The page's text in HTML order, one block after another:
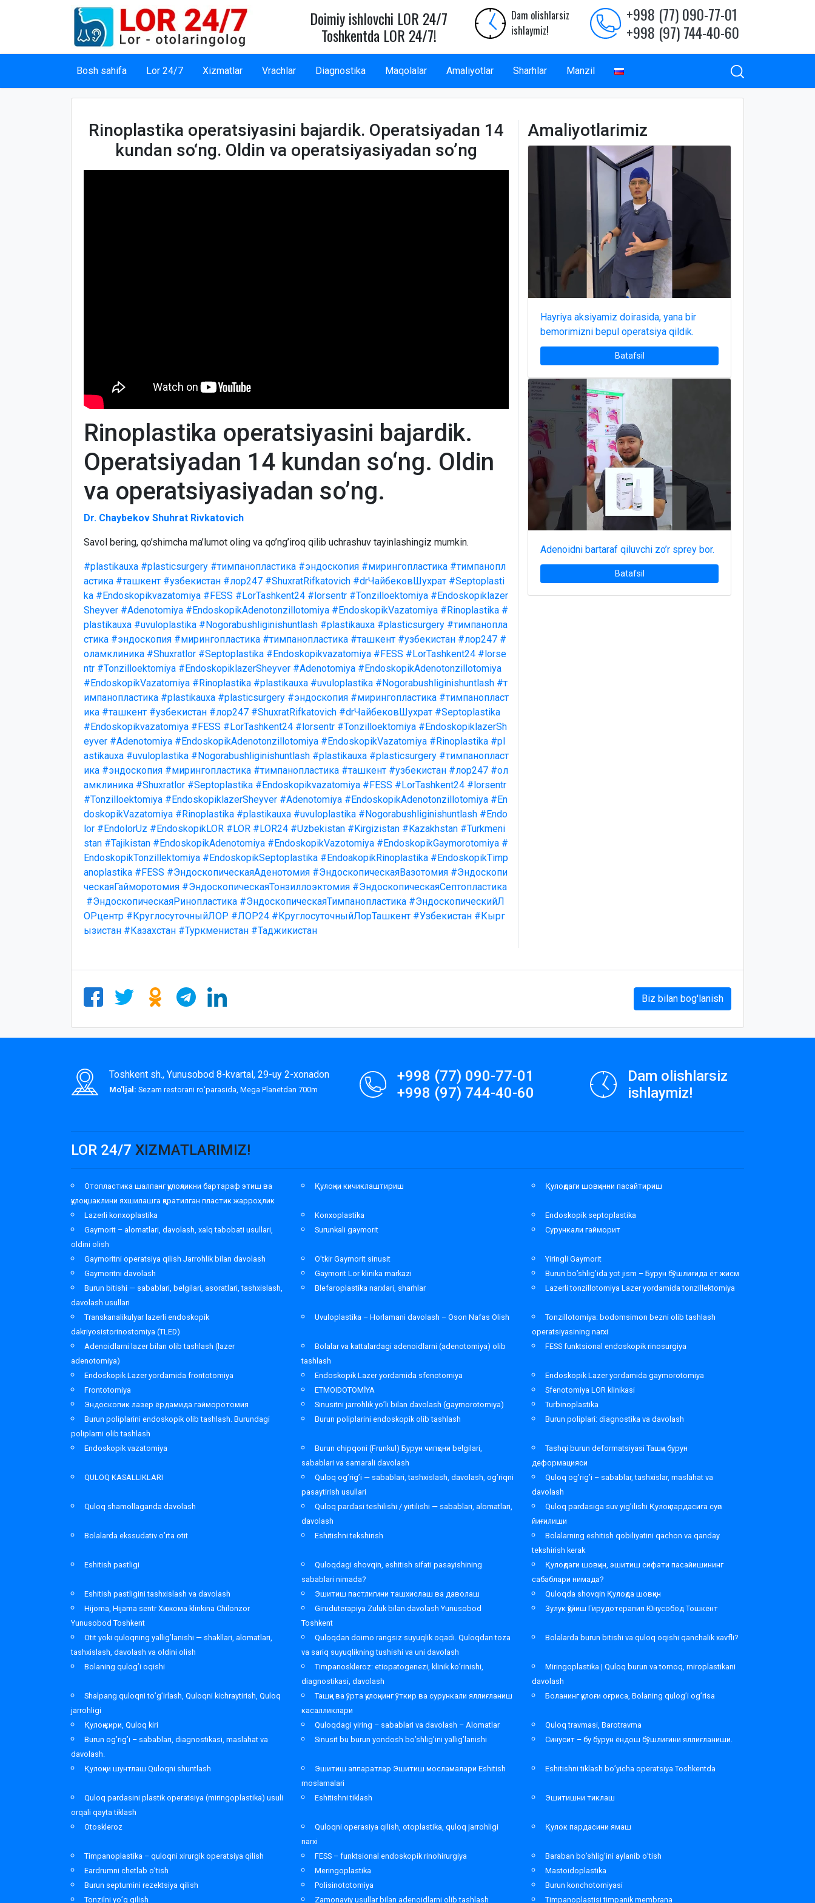
Doimiy ishlovchi LOR 24/7
Toshkentda LOR 24/7!
Dam olishlarsiz
ishlaymiz!
+998 (77) 090-77-01
+998 (97) 744-40-60
Bosh sahifa Lor 24/7 Xizmatlar Vrachlar Diagnostika Maqolalar Amaliyotlar Sharhlar Manzil
Rinoplastika operatsiyasini bajardik. Operatsiyadan 14
kundan so‘ng. Oldin va operatsiyasiyadan so’ng
Rinoplastika operatsiyasini bajardik.
Operatsiyadan 14 kundan so‘ng. Oldin
va operatsiyasiyadan so’ng.
Dr. Chaybekov Shuhrat Rivkatovich
Savol bering, qo’shimcha ma’lumot oling va qo’ng’iroq qilib uchrashuv tayinlashingiz mumkin.
#plastikauxa #plasticsurgery #тимпанопластика #эндоскопия #мирингопластика #тимпанопл
астика #ташкент #узбекистан #лор247 #ShuxratRifkatovich #drЧайбековШухрат #Septoplasti
ka #Endoskopikvazatomiya #FESS #LorTashkent24 #lorsentr #Tonzilloektomiya #Endoskopiklazer
Sheyver #Adenotomiya #EndoskopikAdenotonzillotomiya #EndoskopikVazatomiya #Rinoplastika #
plastikauxa #uvuloplastika #Nogorabushliginishuntlash #plastikauxa #plasticsurgery #тимпанопла
стика #эндоскопия #мирингопластика #тимпанопластика #ташкент #узбекистан #лор247 #
оламклиника #Shuxratlor #Septoplastika #Endoskopikvazatomiya #FESS #LorTashkent24 #lorse
ntr #Tonzilloektomiya #EndoskopiklazerSheyver #Adenotomiya #EndoskopikAdenotonzillotomiya
#EndoskopikVazatomiya #Rinoplastika #plastikauxa #uvuloplastika #Nogorabushliginishuntlash #т
импанопластика #plastikauxa #plasticsurgery #эндоскопия #мирингопластика #тимпанопласт
ика #ташкент #узбекистан #лор247 #ShuxratRifkatovich #drЧайбековШухрат #Septoplastika
#Endoskopikvazatomiya #FESS #LorTashkent24 #lorsentr #Tonzilloektomiya #EndoskopiklazerSh
eyver #Adenotomiya #EndoskopikAdenotonzillotomiya #EndoskopikVazatomiya #Rinoplastika #pl
astikauxa #uvuloplastika #Nogorabushliginishuntlash #plastikauxa #plasticsurgery #тимпанопласт
ика #эндоскопия #мирингопластика #тимпанопластика #ташкент #узбекистан #лор247 #ол
амклиника #Shuxratlor #Septoplastika #Endoskopikvazatomiya #FESS #LorTashkent24 #lorsentr
#Tonzilloektomiya #EndoskopiklazerSheyver #Adenotomiya #EndoskopikAdenotonzillotomiya #En
doskopikVazatomiya #Rinoplastika #plastikauxa #uvuloplastika #Nogorabushliginishuntlash #Endo
lor #EndolorUz #EndoskopikLOR #LOR #LOR24 #Uzbekistan #Kirgizistan #Kazakhstan #Turkmeni
stan #Tajikistan #EndoskopikAdenotomiya #EndoskopikVazotomiya #EndoskopikGaymorotomiya #
EndoskopikTonzillektomiya #EndoskopikSeptoplastika #EndoakopikRinoplastika #EndoskopikTimp
anoplastika #FESS #ЭндоскопическаяАденотомия #ЭндоскопическаяВазотомия #Эндоскопи
ческаяГайморотомия #ЭндоскопическаяТонзиллоэктомия #ЭндоскопическаяСептопластика
#ЭндоскопическаяРинопластика #ЭндоскопическаяТимпанопластика #ЭндоскопическийЛ
ОРцентр #КруглосуточныйЛОР #ЛОР24 #КруглосуточныйЛорТашкент #Узбекистан #Кырг
ызистан #Казахстан #Туркменистан #Таджикистан
Amaliyotlarimiz
Hayriya aksiyamiz doirasida, yana bir
bemorimizni bepul operatsiya qildik.
Batafsil
Adenoidni bartaraf qiluvchi zo’r sprey bor.
Batafsil
Biz bilan bog'lanish
Toshkent sh., Yunusobod 8-kvartal, 29-uy 2-xonadon
Mo'ljal: Sezam restorani roʻparasida, Mega Planetdan 700m
+998 (77) 090-77-01
+998 (97) 744-40-60
Dam olishlarsiz
ishlaymiz!
LOR 24/7 XIZMATLARIMIZ!
Отопластика шалпанг қулоқликни бартараф этиш ва
қулоқ шаклини яхшилашга қаратилган пластик жарроҳлик
Қулоқни кичиклаштириш Қулоқдаги шовқинни пасайтириш
Lazerli konxoplastika Konxoplastika
Endoskopik septoplastika
Gaymorit – alomatlari, davolash, xalq tabobati usullari,
oldini olish
Surunkali gaymorit Сурункали гайморит
Gaymoritni operatsiya qilish Jarrohlik bilan davolash O’tkir Gaymorit sinusit
Yiringli Gaymorit
Gaymoritni davolash
Gaymorit Lor klinika markazi
Burun bo’shlig’ida yot jism – Бурун бўшлиғида ёт жисм
Burun bitishi — sabablari, belgilari, asoratlari, tashxislash,
davolash usullari
Blefaroplastika narxlari, sharhlar Lazerli tonzillotomiya Lazer yordamida tonzillektomiya
Transkanalikulyar lazerli endoskopik
dakriyosistorinostomiya (TLED)
Uvuloplastika – Horlamani davolash – Oson Nafas Olish
Tonzillotomiya: bodomsimon bezni olib tashlash
operatsiyasining narxi
Adenoidlarni lazer bilan olib tashlash (lazer
adenotomiya)
Bolalar va kattalardagi adenoidlarni (adenotomiya) olib
tashlash
FESS funktsional endoskopik rinosurgiya
Endoskopik Lazer yordamida frontotomiya Endoskopik Lazer yordamida sfenotomiya
Endoskopik Lazer yordamida gaymorotomiya
Frontotomiya
ETMOIDOTOMİYA
Sfenotomiya LOR klinikasi
Эндоскопик лазер ёрдамида гайморотомия
Sinusitni jarrohlik yo’li bilan davolash (gaymorotomiya)
Turbinoplastika
Burun poliplarini endoskopik olib tashlash. Burundagi
poliplarni olib tashlash
Burun poliplarini endoskopik olib tashlash Burun poliplari: diagnostika va davolash
Endoskopik vazatomiya
Burun chipqoni (Frunkul) Бурун чипқони belgilari,
sabablari va samarali davolash
Tashqi burun deformatsiyasi Ташқи бурун
деформацияси
QULOQ KASALLIKLARI
Quloq og’rig’i — sabablari, tashxislash, davolash, og’riqni
pasaytirish usullari
Quloq og’rig’i – sabablar, tashxislar, maslahat va
davolash
Quloq shamollaganda davolash
Quloq pardasi teshilishi / yirtilishi — sabablari, alomatlari,
davolash
Quloq pardasiga suv yig’ilishi Қулоқ пардасига сув
йиғилиши
Bolalarda ekssudativ o’rta otit
Eshitishni tekshirish
Bolalarning eshitish qobiliyatini qachon va qanday
tekshirish kerak
Eshitish pastligi
Quloqdagi shovqin, eshitish sifati pasayishining
sabablari nimada?
Қулоқдаги шовқин, эшитиш сифати пасайишининг
сабаблари нимада?
Eshitish pastligini tashxislash va davolash
Эшитиш пастлигини ташхислаш ва даволаш
Quloqda shovqin Қулоқда шовқин
Hijoma, Hijama sentr Хижома klinkina Chilonzor
Yunusobod Toshkent
Giruduterapiya Zuluk bilan davolash Yunusobod
Toshkent
Зулук қўйиш Гирудотерапия Юнусобод Тошкент
Otit yoki quloqning yallig’lanishi — shakllari, alomatlari,
tashxislash, davolash va oldini olish
Quloqdan doimo rangsiz suyuqlik oqadi. Quloqdan toza
va sariq suyuqlikning tushishi va uni davolash
Bolalarda burun bitishi va quloq oqishi qanchalik xavfli?
Bolaning qulog’i oqishi
Timpanoskleroz: etiopatogenezi, klinik ko’rinishi,
diagnostikasi, davolash
Miringoplastika | Quloq burun va tomoq, miroplastikani
davolash
Shalpang quloqni to’g’irlash, Quloqni kichraytirish, Quloq
jarrohligi
Ташқи ва ўрта қулоқнинг ўткир ва сурункали яллиғланиш
касалликлари
Боланинг қулоғи оғриса, Bolaning qulog’i og’risa
Қулоқ кири, Quloq kiri Quloqdagi yiring – sabablari va davolash – Alomatlar
Quloq travmasi, Barotravma
Burun og’rig’i – sabablari, diagnostikasi, maslahat va
davolash.
Sinusit bu burun yondosh bo’shlig’ini yallig’lanishi Синусит – бу бурун ёндош бўшлиғини яллиғланиши.
Қулоқни шунтлаш Quloqni shuntlash
Эшитиш аппаратлар Эшитиш мосламалари Eshitish
moslamalari
Eshitishni tiklash bo’yicha operatsiya Toshkentda
Quloq pardasini plastik operatsiya (miringoplastika) usuli
orqali qayta tiklash
Eshitishni tiklash Эшитишни тиклаш
Otoskleroz
Quloqni operasiya qilish, otoplastika, quloq jarrohligi
narxi
Қулок пардасини ямаш
Timpanoplastika – quloqni xirurgik operatsiya qilish FESS – funktsional endoskopik rinohirurgiya
Baraban bo’shlig’ini aylanib o’tish
Eardrumni chetlab o’tish
Meringoplastika
Mastoidoplastika
Burun septumini rezektsiya qilish
Polisinototomiya
Burun konchotomiyasi
Tonzilni yo’q qilish
Zamonaviy usullar bilan adenoidlarni olib tashlash Timpanoplastisi timpanik membrana